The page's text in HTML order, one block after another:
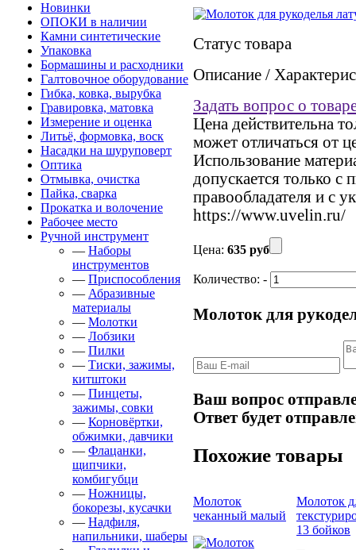
Новинки
ОПОКИ в наличии
Камни синтетические
Упаковка
Бормашины и расходники
Галтовочное оборудование
Гибка, ковка, вырубка
Гравировка, матовка
Измерение и оценка
Литьё, формовка, воск
Насадки на шуруповерт
Оптика
Отмывка, очистка
Пайка, сварка
Прокатка и волочение
Рабочее место
Ручной инструмент
— Наборы
инструментов
— Приспособления
— Абразивные
материалы
— Молотки
— Лобзики
— Пилки
— Тиски, зажимы,
китштоки
— Пинцеты,
зажимы, совки
— Корновёртки,
обжимки, давчики
— Флацанки,
щипчики,
комбигубци
— Ножницы,
бокорезы, кусачки
— Надфиля,
напильники, шаберы
Статус товара
Описание /
Задать вопрос о
Цена действительна
может отличаться от
Использование
допускается только с
правообладателя и с
https://www.uvelin.ru/
Цена: 635 руб
Количество: -
Молоток для
Ваш вопрос
Ответ будет
Похожие товары
Молоток
чеканный малый
Молоток
13 бойков